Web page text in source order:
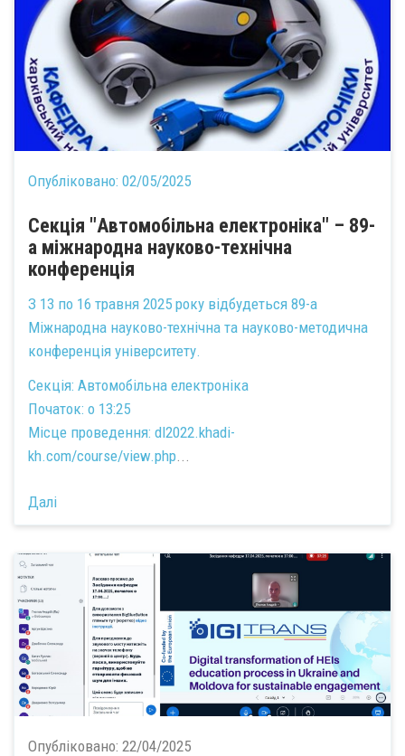
Опубліковано: 02/05/2025
Секція "Автомобільна електроніка" – 89-
а міжнародна науково-технічна
конференція
З 13 по 16 травня 2025 року відбудеться 89-а
Міжнародна науково-технічна та науково-методична
конференція університету.
Секція: Автомобільна електроніка
Початок: о 13:25
Місце проведення: dl2022.khadi-
kh.com/course/view.php...
Далі
Опубліковано: 22/04/2025